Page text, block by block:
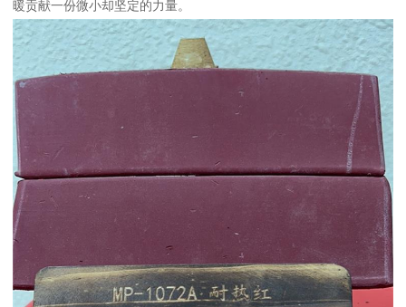
暖贡献一份微小却坚定的力量。